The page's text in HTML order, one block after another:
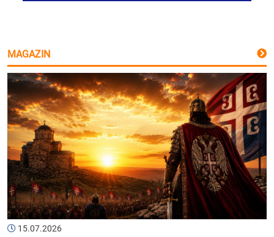
MAGAZIN
15.07.2026